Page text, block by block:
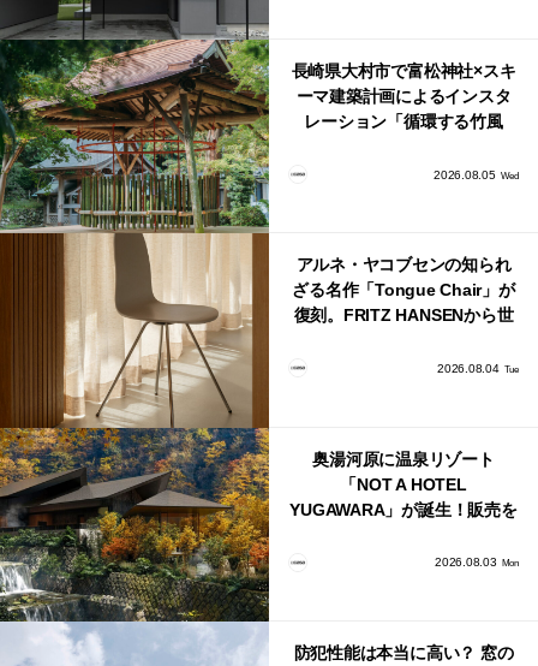
長崎県大村市で富松神社×スキ
ーマ建築計画によるインスタ
レーション「循環する竹風
2026.08.05 Wed
アルネ・ヤコブセンの知られ
ざる名作「Tongue Chair」が
復刻。FRITZ HANSENから世
2026.08.04 Tue
奥湯河原に温泉リゾート
「NOT A HOTEL
YUGAWARA」が誕生！販売を
2026.08.03 Mon
防犯性能は本当に高い？ 窓の